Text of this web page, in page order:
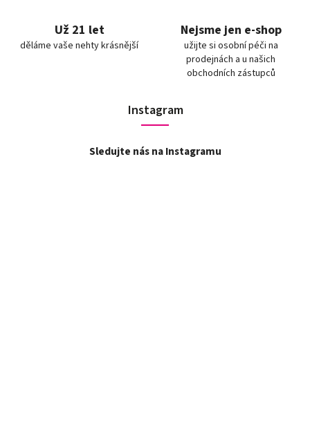
Už 21 let
děláme vaše nehty krásnější
Nejsme jen e-shop
užijte si osobní péči na
prodejnách a u našich
obchodních zástupců
Instagram
Sledujte nás na Instagramu